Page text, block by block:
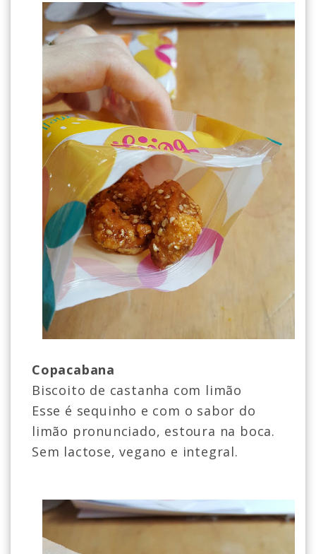
Copacabana
Biscoito de castanha com limão
Esse é sequinho e com o sabor do
limão pronunciado, estoura na boca.
Sem lactose, vegano e integral.